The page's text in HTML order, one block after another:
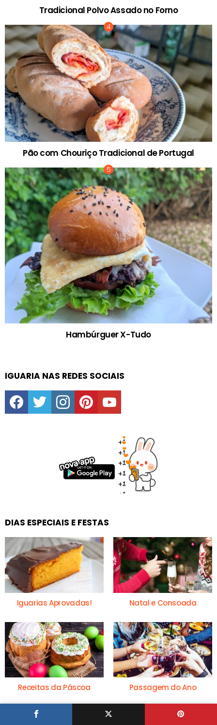
Tradicional Polvo Assado no Forno
Pão com Chouriço Tradicional de Portugal
Hambúrguer X-Tudo
IGUARIA NAS REDES SOCIAIS
facebooktwitter instagrampinterestyoutube
DIAS ESPECIAIS E FESTAS
Iguarias Aprovadas! Natal e Consoada
Receitas da Páscoa Passagem do Ano